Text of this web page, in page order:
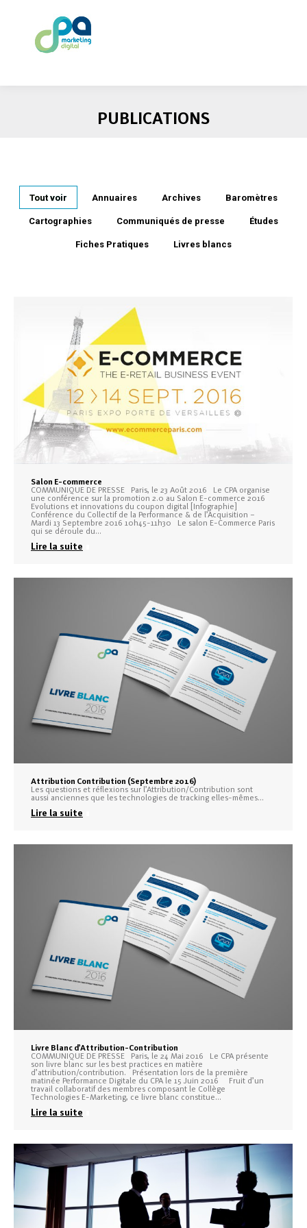
PUBLICATIONS
Tout voir Annuaires Archives Baromètres
Cartographies Communiqués de presse Études
Fiches Pratiques Livres blancs
Salon E-commerce
COMMUNIQUE DE PRESSE Paris, le 23 Août 2016 Le CPA organise
une conférence sur la promotion 2.0 au Salon E-commerce 2016
Evolutions et innovations du coupon digital [Infographie]
Conférence du Collectif de la Performance & de l’Acquisition –
Mardi 13 Septembre 2016 10h45-11h30 Le salon E-Commerce Paris
qui se déroule du…
Lire la suite
Attribution Contribution (Septembre 2016)
Les questions et réflexions sur l’Attribution/Contribution sont
aussi anciennes que les technologies de tracking elles-mêmes…
Lire la suite
Livre Blanc d’Attribution-Contribution
COMMUNIQUE DE PRESSE Paris, le 24 Mai 2016 Le CPA présente
son livre blanc sur les best practices en matière
d’attribution/contribution. Présentation lors de la première
matinée Performance Digitale du CPA le 15 Juin 2016 Fruit d’un
travail collaboratif des membres composant le Collège
Technologies E-Marketing, ce livre blanc constitue…
Lire la suite